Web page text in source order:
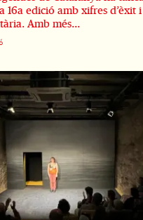
16a edició amb xifres d’èxit
Amb més...